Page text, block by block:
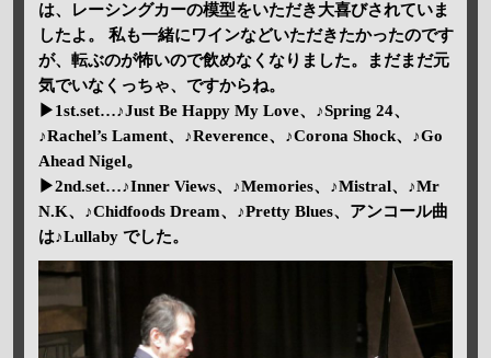
は、レーシングカーの模型をいただき大喜びされていま
したよ。 私も一緒にワインなどいただきたかったのです
が、転ぶのが怖いので飲めなくなりました。まだまだ元
気でいなくっちゃ、ですからね。
▶1st.set…♪Just Be Happy My Love、♪Spring 24、
♪Rachel’s Lament、♪Reverence、♪Corona Shock、♪Go
Ahead Nigel。
▶2nd.set…♪Inner Views、♪Memories、♪Mistral、♪Mr
N.K、♪Chidfoods Dream、♪Pretty Blues、アンコール曲
は♪Lullaby でした。